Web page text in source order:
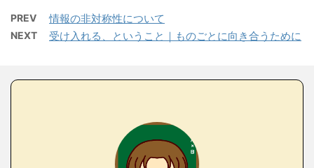
PREV 情報の非対称性について
NEXT 受け入れる、ということ｜ものごとに向き合うために